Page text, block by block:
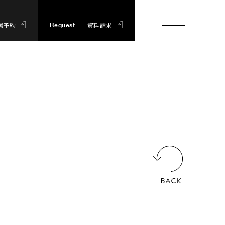
予約 Request 資料請求